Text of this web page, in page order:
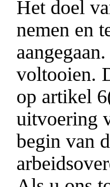
Het doel
nemen en
voltooien.
op artikel
uitvoering
begin van